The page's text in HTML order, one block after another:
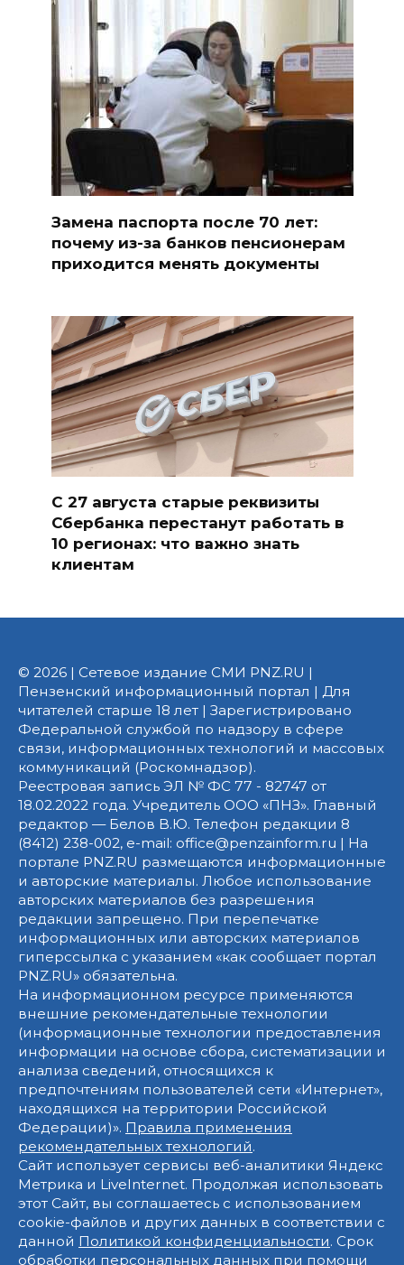
Замена паспорта после 70 лет:
почему из-за банков пенсионерам
приходится менять документы
С 27 августа старые реквизиты
Сбербанка перестанут работать в
10 регионах: что важно знать
клиентам
© 2026 | Сетевое издание СМИ PNZ.RU |
Пензенский информационный портал | Для
читателей старше 18 лет | Зарегистрировано
Федеральной службой по надзору в сфере
связи, информационных технологий и массовых
коммуникаций (Роскомнадзор).
Реестровая запись ЭЛ № ФС 77 - 82747 от
18.02.2022 года. Учредитель ООО «ПНЗ». Главный
редактор — Белов В.Ю. Телефон редакции 8
(8412) 238-002, e-mail: office@penzainform.ru | На
портале PNZ.RU размещаются информационные
и авторские материалы. Любое использование
авторских материалов без разрешения
редакции запрещено. При перепечатке
информационных или авторских материалов
гиперссылка с указанием «как сообщает портал
PNZ.RU» обязательна.
На информационном ресурсе применяются
внешние рекомендательные технологии
(информационные технологии предоставления
информации на основе сбора, систематизации и
анализа сведений, относящихся к
предпочтениям пользователей сети «Интернет»,
находящихся на территории Российской
Федерации)». Правила применения
рекомендательных технологий.
Сайт использует сервисы веб-аналитики Яндекс
Метрика и LiveInternet. Продолжая использовать
этот Сайт, вы соглашаетесь с использованием
cookie-файлов и других данных в соответствии с
данной Политикой конфиденциальности. Срок
обработки персональных данных при помощи